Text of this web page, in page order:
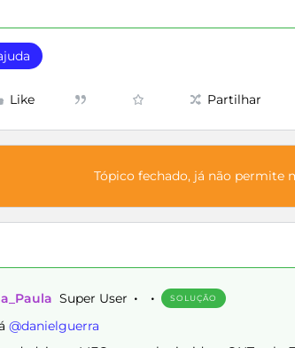
Like Partilhar
Tópico fechado, já não permite
Super User SOLUÇÃO
@danielguerra